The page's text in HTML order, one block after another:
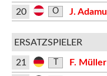
20 O J. Adamu
ERSATZSPIELER
21
F. Müller